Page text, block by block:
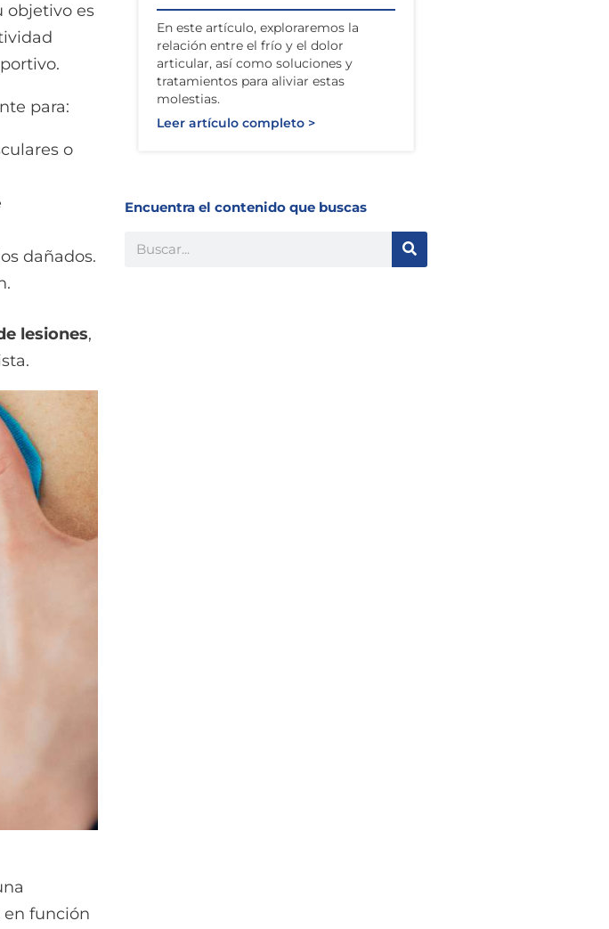
objetivo es
para:
o
dañados.
lesiones,
en función
En este artículo, exploraremos la
relación entre el frío y el dolor
articular, así como soluciones y
tratamientos para aliviar estas
molestias.
Leer artículo completo >
Encuentra el contenido que buscas
Buscar